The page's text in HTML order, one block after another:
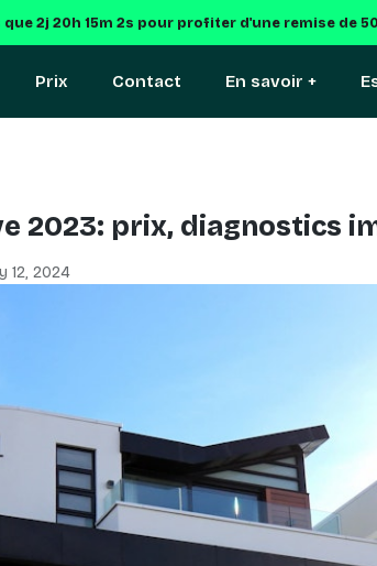
que2j 20h 15m 1spour profiter d'une remise de
Prix Contact En savoir +
2023: prix, diagnostics
12, 2024